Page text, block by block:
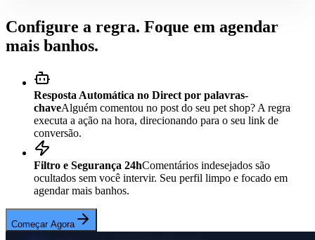
Configure a regra. Foque em agendar
mais banhos.
Resposta Automática no Direct por palavras-
chaveAlguém comentou no post do seu pet shop? A regra
executa a ação na hora, direcionando para o seu link de
conversão.
Filtro e Segurança 24hComentários indesejados são
ocultados sem você intervir. Seu perfil limpo e focado em
agendar mais banhos.
Começar Agora